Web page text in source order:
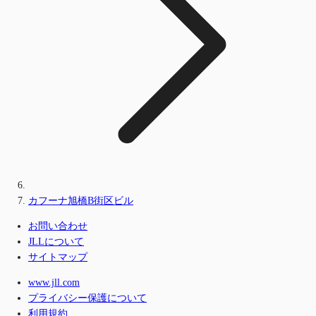
カフーナ旭橋B街区ビル
お問い合わせ
JLLについて
サイトマップ
www.jll.com
プライバシー保護について
利用規約